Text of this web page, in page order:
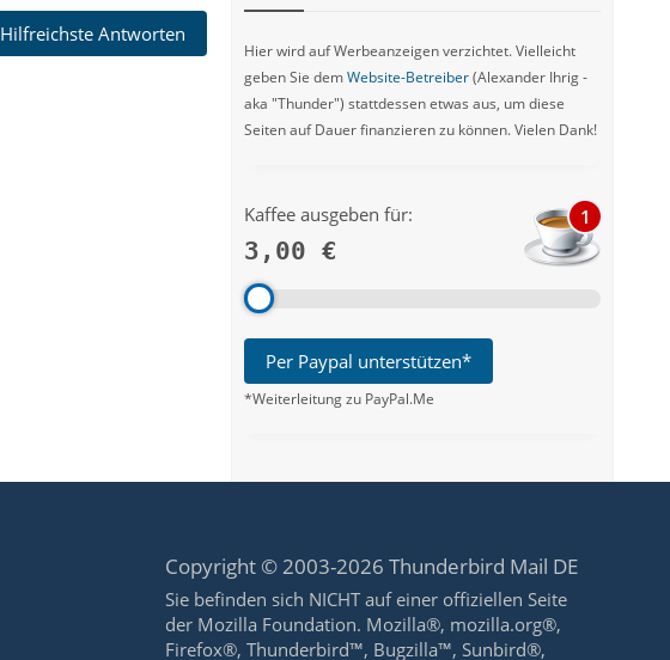
Hilfreichste Antworten
Hier wird auf Werbeanzeigen verzichtet. Vielleicht
geben Sie demWebsite-Betreiber(Alexander Ihrig -
aka "Thunder") stattdessen etwas aus, um diese
Seiten auf Dauer finanzieren zu können. Vielen Dank!
Kaffee ausgeben für:
3,00 €
1
Per Paypal unterstützen*
*Weiterleitung zu PayPal.Me
Copyright © 2003-2026 Thunderbird Mail DE
Sie befinden sich NICHT auf einer offiziellen Seite
der Mozilla Foundation. Mozilla®, mozilla.org®,
Firefox®, Thunderbird™, Bugzilla™, Sunbird®,